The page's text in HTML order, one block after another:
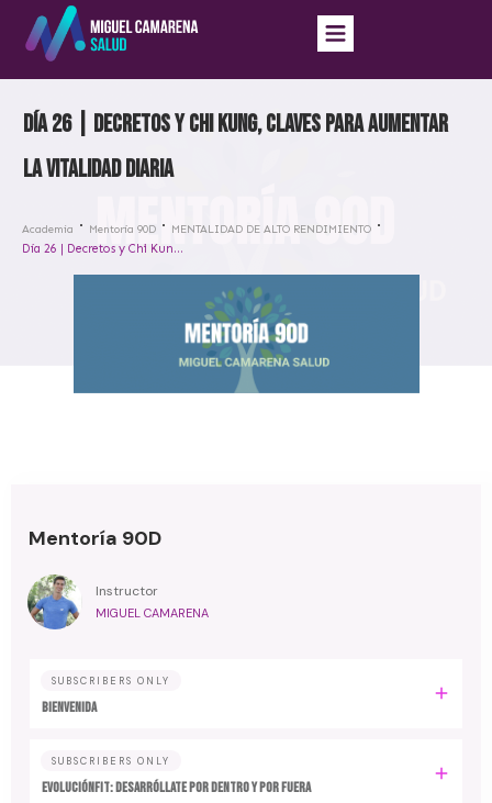
Día 26 | Decretos y Chi Kung, claves para aumentar
la vitalidad diaria
Academia Mentoría 90D MENTALIDAD DE ALTO RENDIMIENTO
Día 26 | Decretos y Chi Kung, claves para aumentar la vitalidad diaria
Mentoría 90D
Instructor
MIGUEL CAMARENA
SUBSCRIBERS ONLY
BIENVENIDA
SUBSCRIBERS ONLY
EvoluciónFit: desarróllate por dentro y por fuera